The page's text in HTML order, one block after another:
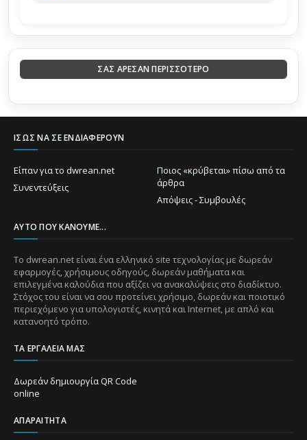
ΣΑΣ ΑΡΕΣΑΝ ΠΕΡΙΣΣΟΤΕΡΟ
ΊΣΩΣ ΝΑ ΣΕ ΕΝΔΙΑΦΈΡΟΥΝ
Είπαν για το dwrean.net
Ποιος «κρύβεται» πίσω από τα
άρθρα
Συνεντεύξεις
Απόψεις - Συμβουλές
ΑΥΤΌ ΠΟΥ ΚΆΝΟΥΜΕ...
Το dwrean.net είναι ένα ελληνικό site τεχνολογίας με δωρεάν
εφαρμογές, χρήσιμους οδηγούς, δωρεάν μαθήματα και
επιλεγμένα καλούδια που αξίζει να ανακαλύψεις στο διαδίκτυο.
Στόχος του είναι να σου προτείνει χρήσιμο, δωρεάν και ποιοτικό
περιεχόμενο για υπολογιστές, κινητά και Internet, με απλό και
κατανοητό τρόπο.
ΤΑ ΕΡΓΑΛΕΊΑ ΜΑΣ
Δωρεάν δημιουργία QR Code
online
ΑΠΑΡΑΊΤΗΤΑ